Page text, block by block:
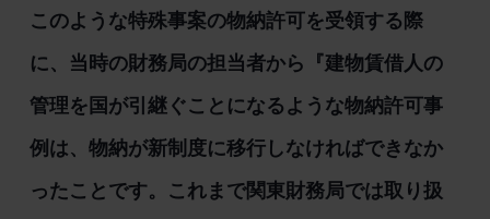
このような特殊事案の物納許可を受領する際
に、当時の財務局の担当者から『建物賃借人の
管理を国が引継ぐことになるような物納許可事
例は、物納が新制度に移行しなければできなか
ったことです。これまで関東財務局では取り扱